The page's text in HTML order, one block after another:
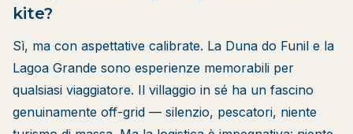
kite?
Sì, ma con aspettative calibrate. La Duna do Funil e la
Lagoa Grande sono esperienze memorabili per
qualsiasi viaggiatore. Il villaggio in sé ha un fascino
genuinamente off-grid — silenzio, pescatori, niente